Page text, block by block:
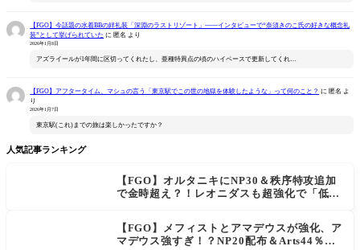
【FGO】今話題の水着BBの絆礼装「深淵のラストリゾート」――インタビューで“奈須きのこ氏の好きな概念礼
装”として挙げられていた に 匿名 より
2026年1月8日
アズライールが1年間に区切ってくれたし、亜種特異点の頃のハイペースで更新してくれ…
【FGO】アフタータイム、マシュの言う「東京駅でこの世の地獄を体験したような」って何のこと？ に 匿名 よ
り
2026年1月7日
東京駅(これ)までの旅は楽しかったですか？
人気記事ランキング
【FGO】オルタニキにNP30＆秩序特攻追加
で金時超え？！レオニダスも超強化で「低レ
【FGO】メフィストとアマデウスが強化、ア
マデウス強すぎ！？NP20配布＆Arts44％強